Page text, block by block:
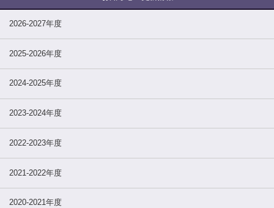
2026-2027年度
2025-2026年度
2024-2025年度
2023-2024年度
2022-2023年度
2021-2022年度
2020-2021年度